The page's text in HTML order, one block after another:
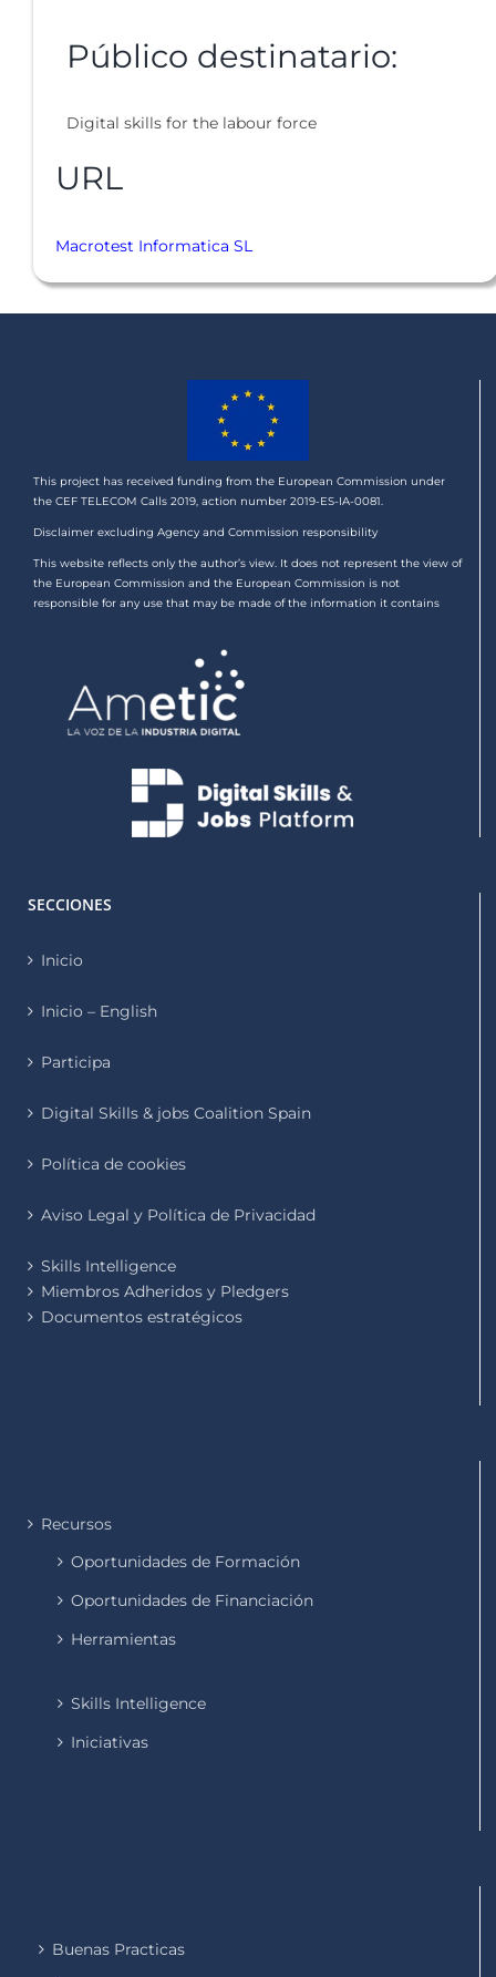
Público destinatario:
Digital skills for the labour force
URL
Macrotest Informatica SL
This project has received funding from the European Commission under
the CEF TELECOM Calls 2019, action number 2019-ES-IA-0081.
Disclaimer excluding Agency and Commission responsibility
This website reflects only the author’s view. It does not represent the view of
the European Commission and the European Commission is not
responsible for any use that may be made of the information it contains
SECCIONES
Inicio
Inicio – English
Participa
Digital Skills & jobs Coalition Spain
Política de cookies
Aviso Legal y Política de Privacidad
Skills Intelligence
Miembros Adheridos y Pledgers
Documentos estratégicos
Recursos
Oportunidades de Formación
Oportunidades de Financiación
Herramientas
Skills Intelligence
Iniciativas
Buenas Practicas